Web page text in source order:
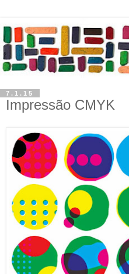
7.1.15
Impressão CMYK